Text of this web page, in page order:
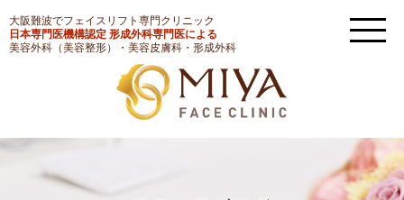
大阪難波でフェイスリフト専門クリニック
日本専門医機構認定 形成外科専門医による
美容外科（美容整形）・美容皮膚科・形成外科